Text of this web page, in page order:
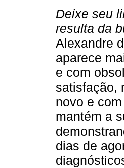
Deixe seu
resulta da
Alexandre
aparece
e com
satisfação,
novo e
mantém a
dias de